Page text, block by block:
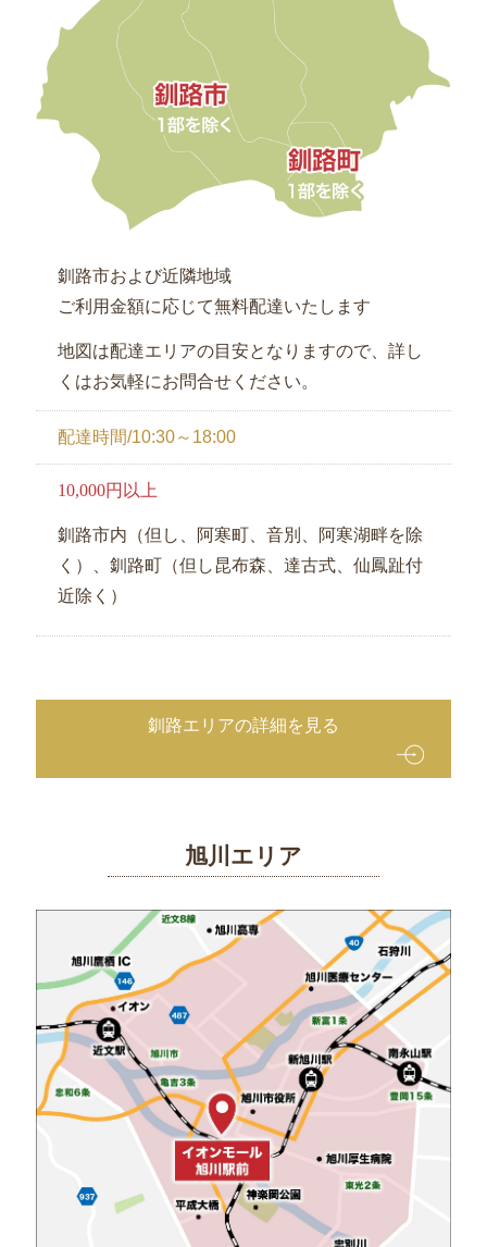
釧路市および近隣地域
ご利用金額に応じて無料配達いたします
地図は配達エリアの目安となりますので、詳し
くはお気軽にお問合せください。
配達時間/10:30～18:00
10,000円以上
釧路市内（但し、阿寒町、音別、阿寒湖畔を除
く）、釧路町（但し昆布森、達古式、仙鳳趾付
近除く）
釧路エリアの詳細を見る
旭川エリア